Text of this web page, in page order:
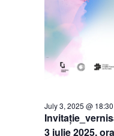
3 iulie 2025,
July 3, 2025 @ 18:30